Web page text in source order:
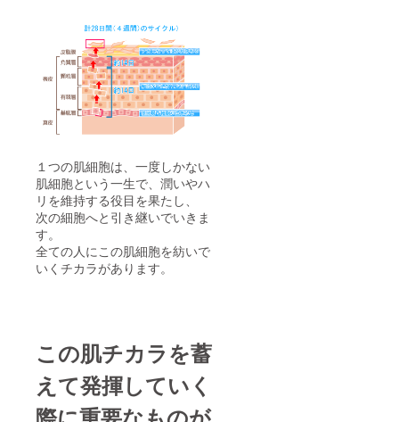
１つの肌細胞は、一度しかない
肌細胞という一生で、潤いやハ
リを維持する役目を果たし、
次の細胞へと引き継いでいきま
す。
全ての人にこの肌細胞を紡いで
いくチカラがあります。
この肌チカラを蓄
えて発揮していく